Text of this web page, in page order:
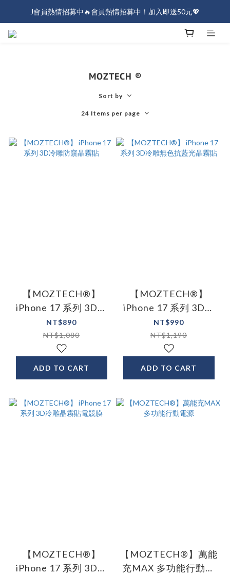
J會員熱情招募中🔥會員熱情招募中！加入即送50元💖
J會員熱情招募中🔥會員熱情招募中！加入即送50元💖
MOZTECH ®
Sort by
24 Items per page
【MOZTECH®】
iPhone 17 系列 3D冷
雕防窺晶霧貼
NT$890
NT$1,080
ADD TO CART
【MOZTECH®】
iPhone 17 系列 3D冷
雕無色抗藍光晶霧貼
NT$990
NT$1,190
ADD TO CART
【MOZTECH®】
iPhone 17 系列 3D冷
【MOZTECH®】萬能
充MAX 多功能行動電